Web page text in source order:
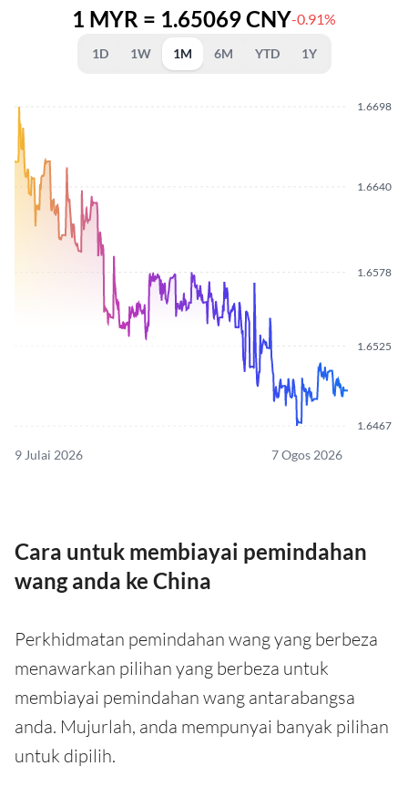
1 MYR = 1.65069 CNY-0.91%
1D 1W 1M 6M YTD 1Y
1.6467
1.6525
1.6578
1.6640
1.6698
9 Julai 2026 7 Ogos 2026
Cara untuk membiayai pemindahan
wang anda ke China
Perkhidmatan pemindahan wang yang berbeza
menawarkan pilihan yang berbeza untuk
membiayai pemindahan wang antarabangsa
anda. Mujurlah, anda mempunyai banyak pilihan
untuk dipilih.